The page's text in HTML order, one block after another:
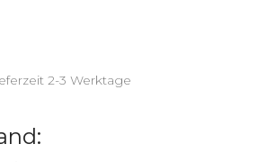
2-3 Werktage